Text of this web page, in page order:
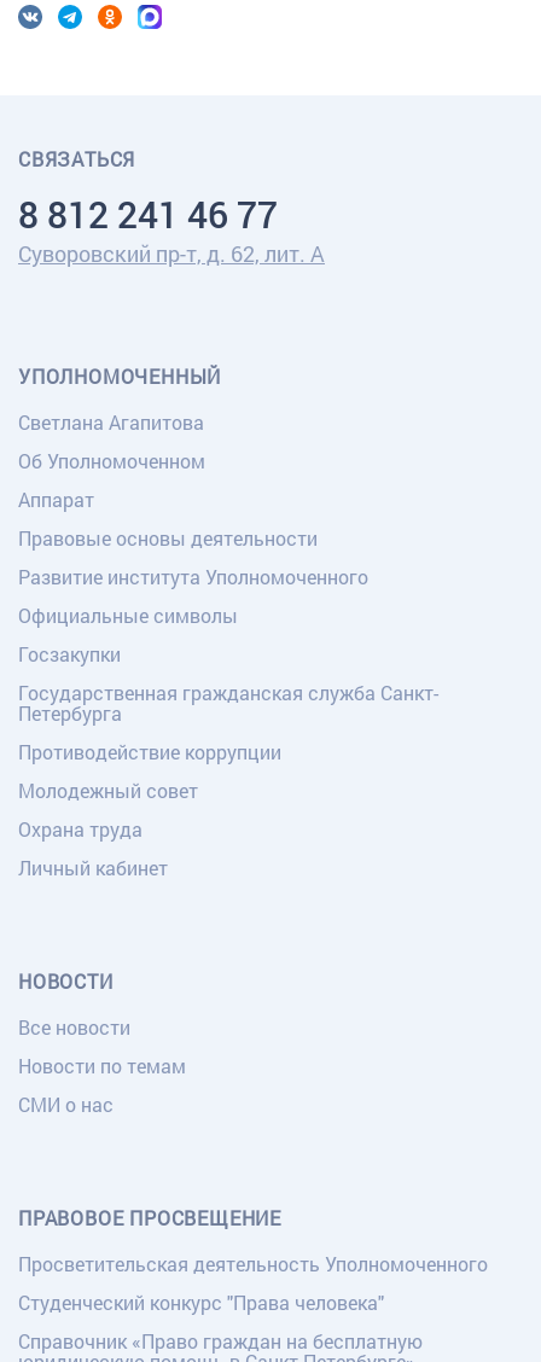
СВЯЗАТЬСЯ
8 812 241 46 77
Суворовский пр-т, д. 62, лит. А
УПОЛНОМОЧЕННЫЙ
Светлана Агапитова
Об Уполномоченном
Аппарат
Правовые основы деятельности
Развитие института Уполномоченного
Официальные символы
Госзакупки
Государственная гражданская служба Санкт-
Петербурга
Противодействие коррупции
Молодежный совет
Охрана труда
Личный кабинет
НОВОСТИ
Все новости
Новости по темам
СМИ о нас
ПРАВОВОЕ ПРОСВЕЩЕНИЕ
Просветительская деятельность Уполномоченного
Студенческий конкурс "Права человека"
Справочник «Право граждан на бесплатную